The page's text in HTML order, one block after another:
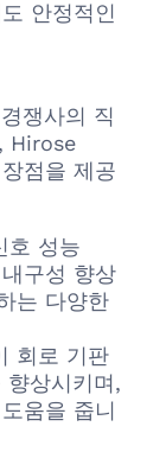
안정적인
쟁사의 직
Hirose
점을 제공
호 성능
구성 향상
는 다양한
회로 기판
상시키며,
움을 줍니